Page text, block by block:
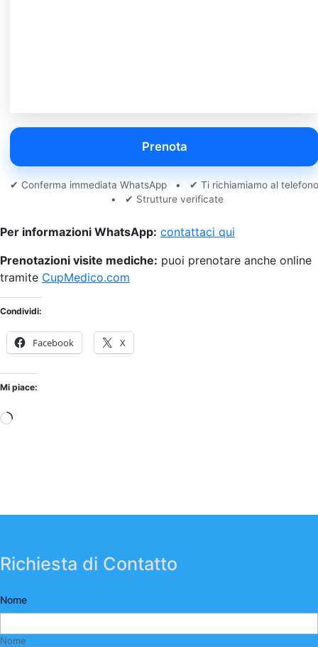
Prenota
✔ Conferma immediata WhatsApp • ✔ Ti richiamiamo al
• ✔ Strutture verificate
Per informazioni WhatsApp: contattaci qui
Prenotazioni visite mediche: puoi prenotare anche online
tramite CupMedico.com
Condividi:
Facebook X
Mi piace:
Caricamento
Richiesta di Contatto
Nome
Nome